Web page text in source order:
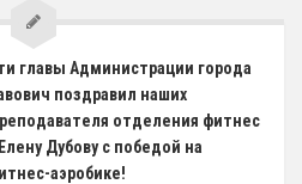
(научно-педагогический) состав
главы Администрации города
поздравил наших
отделения фитнес
Дубову с победой на
аэробике!